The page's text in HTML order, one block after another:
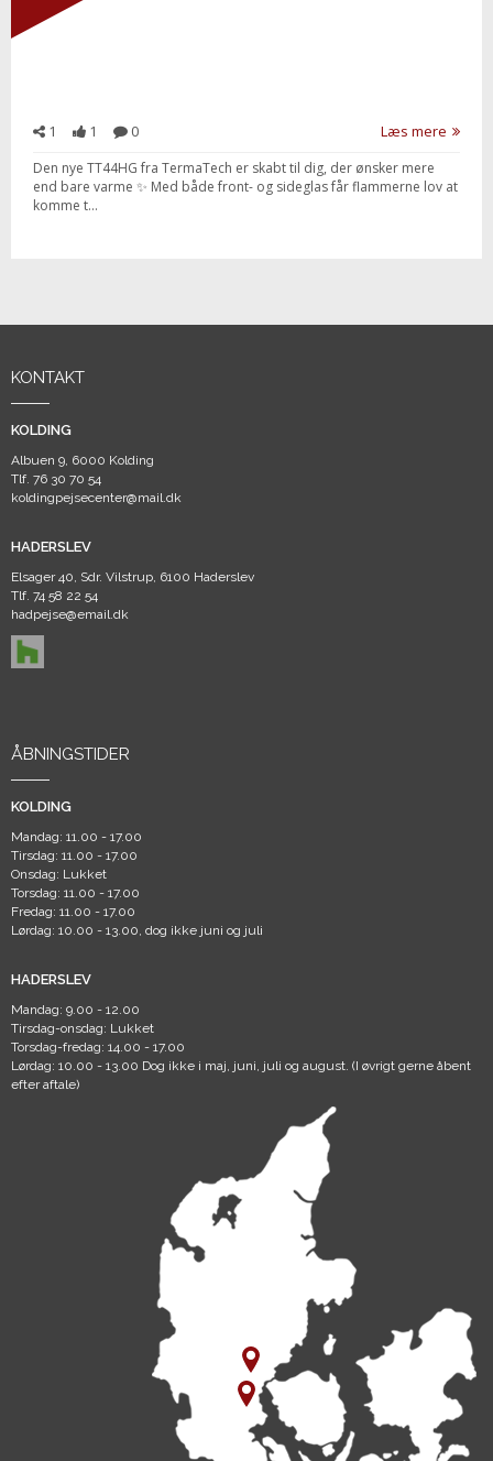
1 1 0 Læs mere
Den nye TT44HG fra TermaTech er skabt til dig, der ønsker mere
end bare varme ✨ Med både front- og sideglas får flammerne lov at
komme t...
KONTAKT
KOLDING
Albuen 9, 6000 Kolding
Tlf. 76 30 70 54
koldingpejsecenter@mail.dk
HADERSLEV
Elsager 40, Sdr. Vilstrup, 6100 Haderslev
Tlf. 74 58 22 54
hadpejse@email.dk
ÅBNINGSTIDER
KOLDING
Mandag: 11.00 - 17.00
Tirsdag: 11.00 - 17.00
Onsdag: Lukket
Torsdag: 11.00 - 17.00
Fredag: 11.00 - 17.00
Lørdag: 10.00 - 13.00, dog ikke juni og juli
HADERSLEV
Mandag: 9.00 - 12.00
Tirsdag-onsdag: Lukket
Torsdag-fredag: 14.00 - 17.00
Lørdag: 10.00 - 13.00 Dog ikke i maj, juni, juli og august. (I øvrigt gerne åbent
efter aftale)